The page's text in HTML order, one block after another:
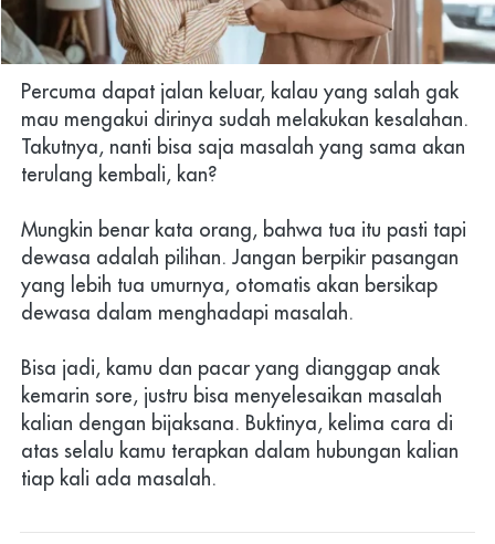
Percuma dapat jalan keluar, kalau yang salah gak
mau mengakui dirinya sudah melakukan kesalahan.
Takutnya, nanti bisa saja masalah yang sama akan
terulang kembali, kan?
Mungkin benar kata orang, bahwa tua itu pasti tapi
dewasa adalah pilihan. Jangan berpikir pasangan
yang lebih tua umurnya, otomatis akan bersikap
dewasa dalam menghadapi masalah.
Bisa jadi, kamu dan pacar yang dianggap anak
kemarin sore, justru bisa menyelesaikan masalah
kalian dengan bijaksana. Buktinya, kelima cara di
atas selalu kamu terapkan dalam hubungan kalian
tiap kali ada masalah.